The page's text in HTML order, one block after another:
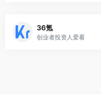
36氪
创业者投资人爱看